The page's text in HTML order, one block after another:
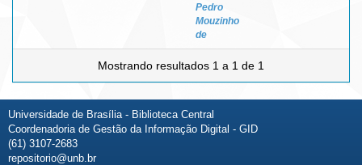
Pedro
Mouzinho
de
Mostrando resultados 1 a 1 de 1
Universidade de Brasília - Biblioteca Central
Coordenadoria de Gestão da Informação Digital - GID
(61) 3107-2683
repositorio@unb.br